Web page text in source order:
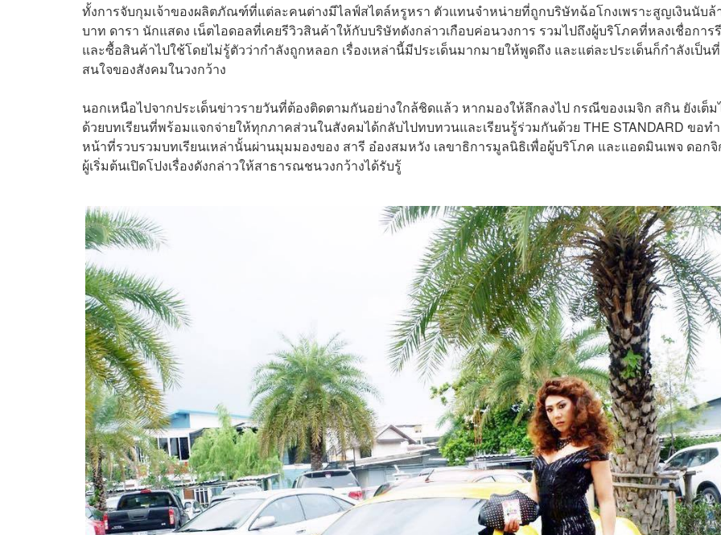
ทั้งการจับกุมเจ้าของผลิตภัณฑ์ที่แต่ละคนต่างมีไลฟ์สไตล์หรูหรา ตัวแทนจำหน่ายที่ถูกบริษัทฉ้อโกงเพราะสูญเงินนับล้
บาท ดารา นักแสดง เน็ตไอดอลที่เคยรีวิวสินค้าให้กับบริษัทดังกล่าวเกือบค่อนวงการ รวมไปถึงผู้บริโภคที่หลงเชื่อการ
และซื้อสินค้าไปใช้โดยไม่รู้ตัวว่ากำลังถูกหลอก เรื่องเหล่านี้มีประเด็นมากมายให้พูดถึง และแต่ละประเด็นก็กำลังเป็นที่
สนใจของสังคมในวงกว้าง
นอกเหนือไปจากประเด็นข่าวรายวันที่ต้องติดตามกันอย่างใกล้ชิดแล้ว หากมองให้ลึกลงไป กรณีของเมจิก สกิน ยังเต็ม
ด้วยบทเรียนที่พร้อมแจกจ่ายให้ทุกภาคส่วนในสังคมได้กลับไปทบทวนและเรียนรู้ร่วมกันด้วย THE STANDARD ขอทำ
หน้าที่รวบรวมบทเรียนเหล่านั้นผ่านมุมมองของ สารี อ๋องสมหวัง เลขาธิการมูลนิธิเพื่อผู้บริโภค และแอดมินเพจ ดอกจิ
ผู้เริ่มต้นเปิดโปงเรื่องดังกล่าวให้สาธารณชนวงกว้างได้รับรู้